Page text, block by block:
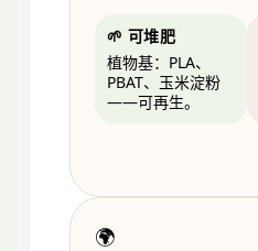
🌱 可堆肥
植物基：PLA、
PBAT、玉米淀粉
——可再生。
🌍